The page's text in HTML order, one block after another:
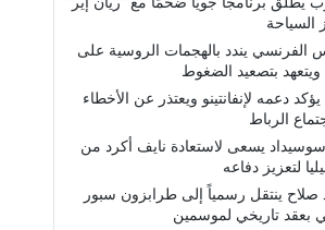
السياحة
الفرنسي يندد بالهجمات الروسية على
بتصعيد الضغوط
يؤكد دعمه لإنفانتينو ويعتذر عن الأخطاء
الرباط
يسعى لاستعادة نايف أكرد من
لتعزيز دفاعه
ينتقل رسمياً إلى طرابزون سبور
بعقد تاريخي لموسمين